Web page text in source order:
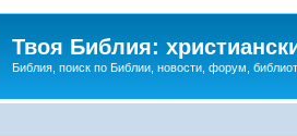
Твоя Библия:
Библия, поиск по Библии, новости, форум,